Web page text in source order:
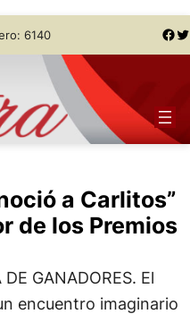
6140 Facebook Twitter
a Carlitos”
de los Premios
GANADORES. El
encuentro imaginario